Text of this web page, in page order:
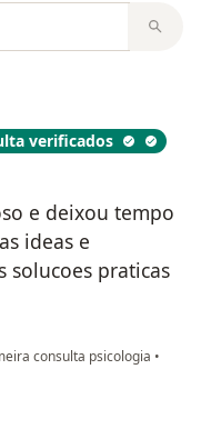
verificados
e deixou tempo
ideas e
solucoes praticas
consulta psicologia •